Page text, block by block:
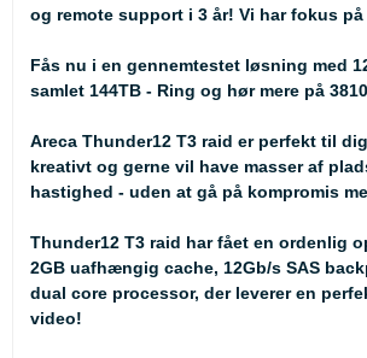
og remote support i 3 år! Vi har fokus
Fås nu i en gennemtestet løsning med
samlet 144TB - Ring og hør mere på
Areca Thunder12 T3 raid er perfekt til
kreativt og gerne vil have masser af
hastighed - uden at gå på kompromis
Thunder12 T3 raid har fået en ordenlig
2GB uafhængig cache, 12Gb/s SAS
dual core processor, der leverer en
video!